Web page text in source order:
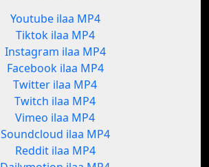
Youtube ilaa MP4
Tiktok ilaa MP4
Instagram ilaa MP4
Facebook ilaa MP4
Twitter ilaa MP4
Twitch ilaa MP4
Vimeo ilaa MP4
Soundcloud ilaa MP4
Reddit ilaa MP4